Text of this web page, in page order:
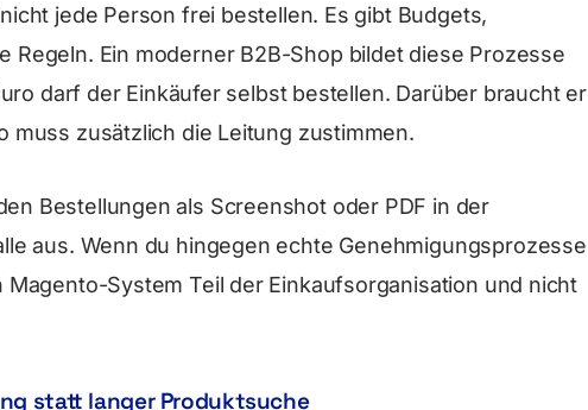
jede Person frei bestellen. Es gibt Budgets,
Regeln. Ein moderner B2B-Shop bildet diese Prozesse
darf der Einkäufer selbst bestellen. Darüber braucht er
muss zusätzlich die Leitung zustimmen.
Bestellungen als Screenshot oder PDF in der
aus. Wenn du hingegen echte Genehmigungsprozesse
System Teil der Einkaufsorganisation und nicht
statt langer Produktsuche